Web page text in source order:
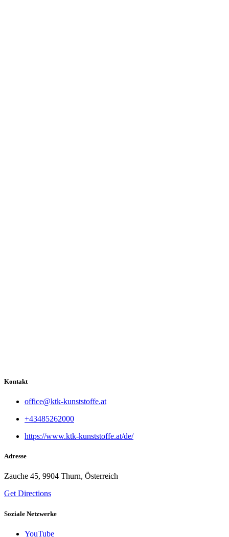
Kontakt
office@ktk-kunststoffe.at
+43485262000
https://www.ktk-kunststoffe.at/de/
Adresse
Zauche 45, 9904 Thurn, Österreich
Get Directions
Soziale Netzwerke
YouTube